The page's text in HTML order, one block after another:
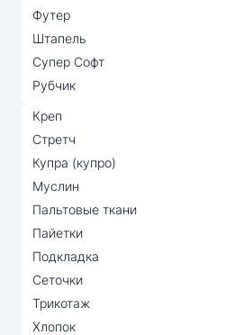
Футер
Штапель
Супер Софт
Рубчик
Креп
Стретч
Купра (купро)
Муслин
Пальтовые ткани
Пайетки
Подкладка
Сеточки
Трикотаж
Хлопок